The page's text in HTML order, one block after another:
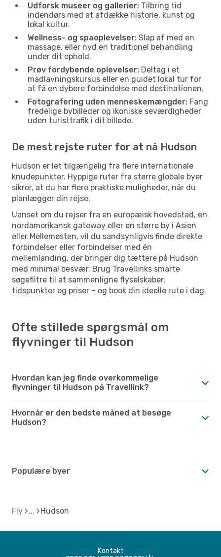
Udforsk museer og gallerier: Tilbring tid
indendørs med at afdække historie, kunst og
lokal kultur.
Wellness- og spaoplevelser: Slap af med en
massage, eller nyd en traditionel behandling
under dit ophold.
Prøv fordybende oplevelser: Deltag i et
madlavningskursus eller en guidet lokal tur for
at få en dybere forbindelse med destinationen.
Fotografering uden menneskemængder: Fang
fredelige bybilleder og ikoniske seværdigheder
uden turisttrafik i dit billede.
De mest rejste ruter for at nå Hudson
Hudson er let tilgængelig fra flere internationale
knudepunkter. Hyppige ruter fra større globale byer
sikrer, at du har flere praktiske muligheder, når du
planlægger din rejse.
Uanset om du rejser fra en europæisk hovedstad, en
nordamerikansk gateway eller en større by i Asien
eller Mellemøsten, vil du sandsynligvis finde direkte
forbindelser eller forbindelser med én
mellemlanding, der bringer dig tættere på Hudson
med minimal besvær. Brug Travellinks smarte
søgefiltre til at sammenligne flyselskaber,
tidspunkter og priser – og book din ideelle rute i dag.
Ofte stillede spørgsmål om
flyvninger til Hudson
Hvordan kan jeg finde overkommelige
flyvninger til Hudson på Travellink?
Hvornår er den bedste måned at besøge
Hudson?
Populære byer
Fly Hudson
Kontakt